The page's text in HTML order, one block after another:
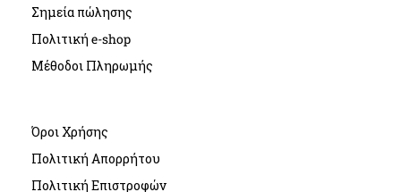
Σημεία πώλησης
Πολιτική e-shop
Μέθοδοι Πληρωμής
Όροι Χρήσης
Πολιτική Απορρήτου
Πολιτική Επιστροφών